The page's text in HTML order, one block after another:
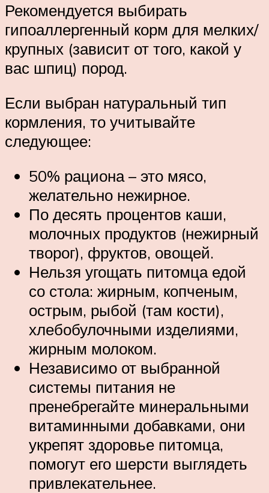
Рекомендуется выбирать
гипоаллергенный корм для мелких/
крупных (зависит от того, какой у
вас шпиц) пород.
Если выбран натуральный тип
кормления, то учитывайте
следующее:
50% рациона – это мясо,
желательно нежирное.
По десять процентов каши,
молочных продуктов (нежирный
творог), фруктов, овощей.
Нельзя угощать питомца едой
со стола: жирным, копченым,
острым, рыбой (там кости),
хлебобулочными изделиями,
жирным молоком.
Независимо от выбранной
системы питания не
пренебрегайте минеральными
витаминными добавками, они
укрепят здоровье питомца,
помогут его шерсти выглядеть
привлекательнее.